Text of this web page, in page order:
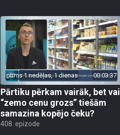
pirms 1 nedēļas, 1 dienas 00:03:37
Pārtiku pērkam vairāk, bet vai
“zemo cenu grozs” tiešām
samazina kopējo čeku?
408. epizode